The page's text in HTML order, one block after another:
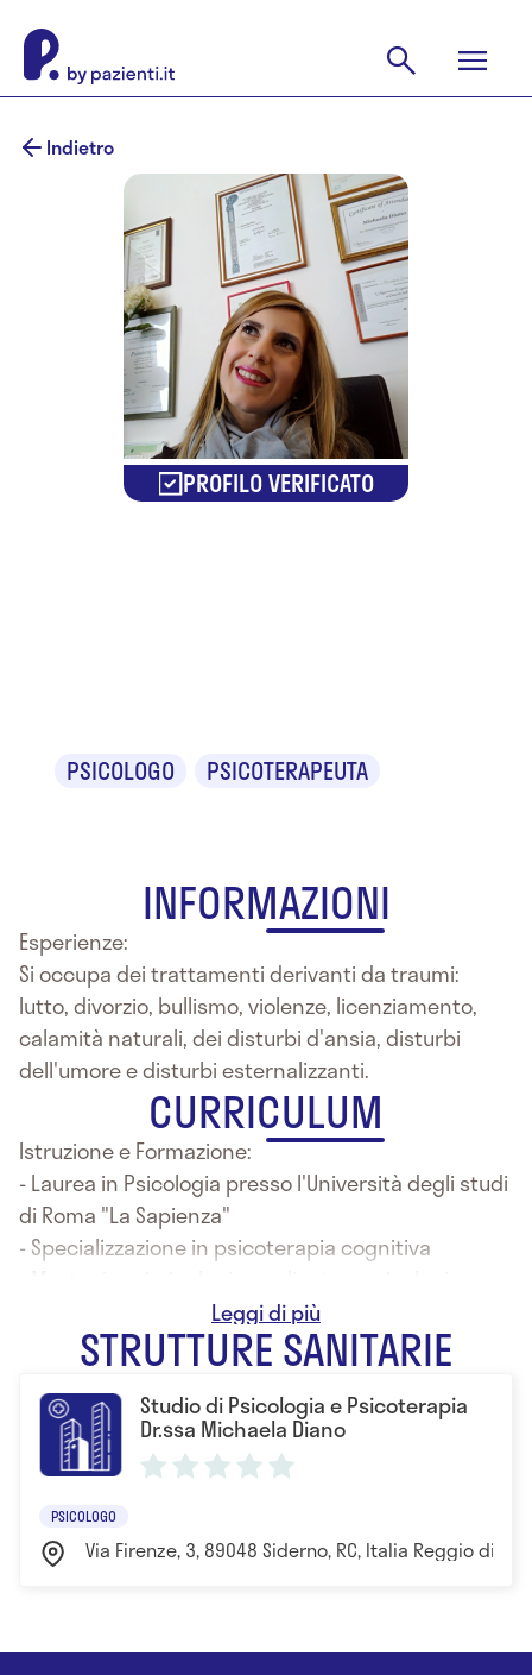
Indietro
PROFILO VERIFICATO
PSICOLOGO PSICOTERAPEUTA
INFORMAZIONI
Esperienze:
Si occupa dei trattamenti derivanti da traumi:
lutto, divorzio, bullismo, violenze, licenziamento,
calamità naturali, dei disturbi d'ansia, disturbi
dell'umore e disturbi esternalizzanti.
CURRICULUM
Istruzione e Formazione:
- Laurea in Psicologia presso l'Università degli studi
di Roma "La Sapienza"
- Specializzazione in psicoterapia cognitiva
- 2013 formazione Emdr
- 2016 Schema Terapy
STRUTTURE SANITARIE
Studio di Psicologia e Psicoterapia
Dr.ssa Michaela Diano
PSICOLOGO
Via Firenze, 3, 89048 Siderno, RC, Italia Reggio di